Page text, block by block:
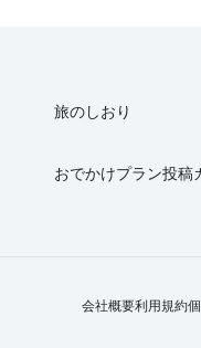
旅のしおり
おでかけプラン投稿
会社概要利用規約